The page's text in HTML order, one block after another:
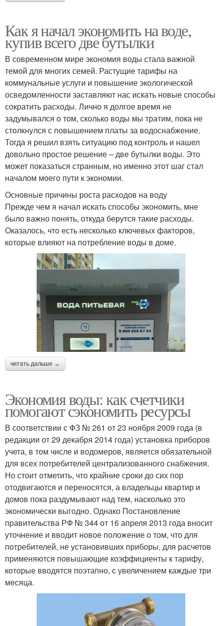
Как я начал экономить на воде,
купив всего две бутылки
В современном мире экономия воды стала важной
темой для многих семей. Растущие тарифы на
коммунальные услуги и повышение экологической
осведомленности заставляют нас искать новые способы
сократить расходы. Лично я долгое время не
задумывался о том, сколько воды мы тратим, пока не
столкнулся с повышением платы за водоснабжение.
Тогда я решил взять ситуацию под контроль и нашел
довольно простое решение – две бутылки воды. Это
может показаться странным, но именно этот шаг стал
началом моего пути к экономии.
Основные причины роста расходов на воду
Прежде чем я начал искать способы экономить, мне
было важно понять, откуда берутся такие расходы.
Оказалось, что есть несколько ключевых факторов,
которые влияют на потребление воды в доме.
читать дальше →
Экономия воды: как счетчики
помогают сэкономить ресурсы
В соответствии с ФЗ № 261 от 23 ноября 2009 года (в
редакции от 29 декабря 2014 года) установка приборов
учета, в том числе и водомеров, является обязательной
для всех потребителей централизованного снабжения.
Но стоит отметить, что крайние сроки до сих пор
отодвигаются и переносятся, а владельцы квартир и
домов пока раздумывают над тем, насколько это
экономически выгодно. Однако Постановление
правительства РФ № 344 от 16 апреля 2013 года вносит
уточнение и вводит новое положение о том, что для
потребителей, не установивших приборы, для расчетов
применяются повышающие коэффициенты к тарифу,
которые вводятся поэтапно, с увеличением каждые три
месяца.